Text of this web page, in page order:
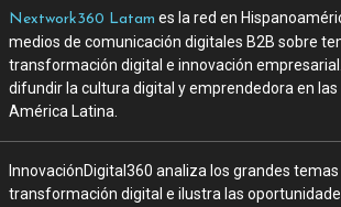
Nextwork360 Latam es la red en
medios de comunicación digitales B2B sobre
transformación digital e innovación
difundir la cultura digital y emprendedora en
América Latina.
InnovaciónDigital360 analiza los grandes temas
transformación digital e ilustra las